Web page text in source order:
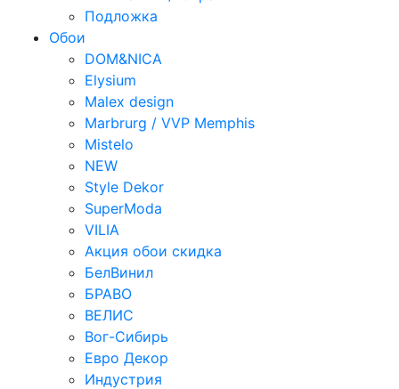
Подложка
Обои
DOM&NICA
Elysium
Malex design
Marbrurg / VVP Memphis
Mistelo
NEW
Style Dekor
SuperModa
VILIA
Акция обои скидка
БелВинил
БРАВО
ВЕЛИС
Вог-Сибирь
Евро Декор
Индустрия